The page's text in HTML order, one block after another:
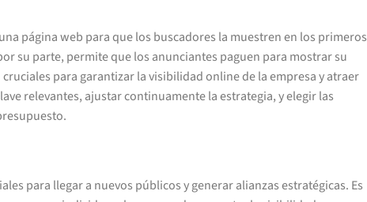
página web para que los buscadores la muestren en los primeros
su parte, permite que los anunciantes paguen para mostrar su
para garantizar la visibilidad online de la empresa y atraer
relevantes, ajustar continuamente la estrategia, y elegir las
para llegar a nuevos públicos y generar alianzas estratégicas. Es